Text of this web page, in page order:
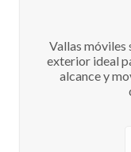
Vallas móviles
exterior ideal
alcance y